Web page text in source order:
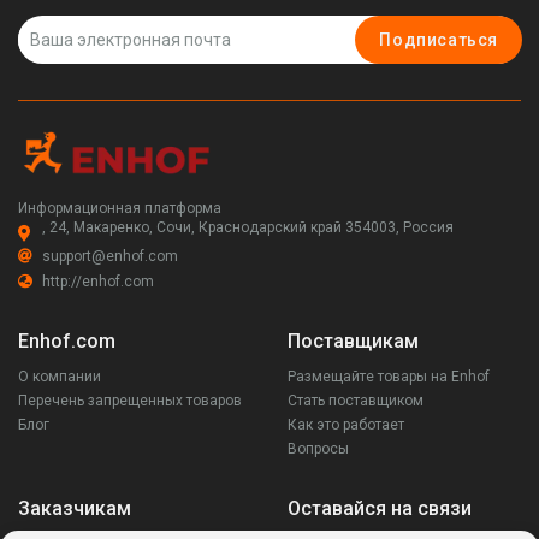
Подписаться
Информационная платформа
, 24, Макаренко, Сочи, Краснодарский край 354003, Россия
support@enhof.com
http://enhof.com
Enhof.com
О компании
Перечень запрещенных товаров
Блог
Поставщикам
Размещайте товары на Enhof
Стать поставщиком
Как это работает
Вопросы
Заказчикам Оставайся на связи